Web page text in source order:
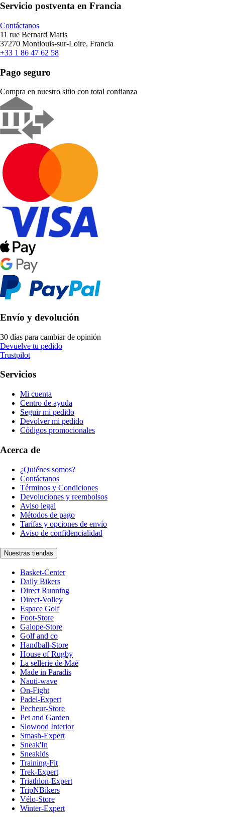
Servicio postventa en Francia
Contáctanos
11 rue Bernard Maris
37270 Montlouis-sur-Loire, Francia
+33 1 86 47 62 58
Pago seguro
Compra en nuestro sitio con total confianza
Envío y devolución
30 días para cambiar de opinión
Devuelve tu pedido
Trustpilot
Servicios
Mi cuenta
Centro de ayuda
Seguir mi pedido
Devolver mi pedido
Códigos promocionales
Acerca de
¿Quiénes somos?
Contáctanos
Términos y Condiciones
Devoluciones y reembolsos
Aviso legal
Métodos de pago
Tarifas y opciones de envío
Aviso de confidencialidad
Nuestras tiendas
Basket-Center
Daily Bikers
Direct Running
Direct-Volley
Espace Golf
Foot-Store
Galope-Store
Golf and co
Handball-Store
House of Rugby
La sellerie de Maé
Made in Paradis
Nauti-wave
On-Fight
Padel-Expert
Pecheur-Store
Pet and Garden
Slowood Interior
Smash-Expert
Sneak'In
Sneakids
Training-Fit
Trek-Expert
Triathlon-Expert
TripNBikers
Vélo-Store
Winter-Expert